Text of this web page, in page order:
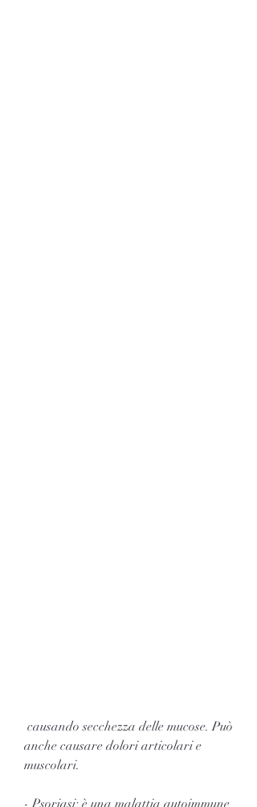
anche causare dolori articolari e
muscolari.
- Psoriasi: è una malattia autoimmune